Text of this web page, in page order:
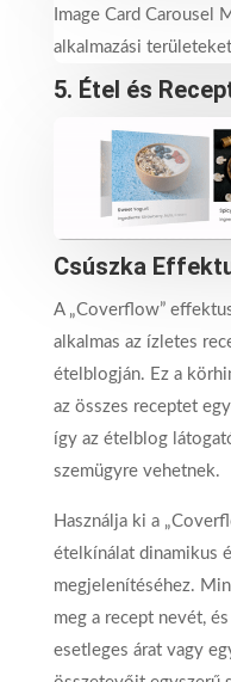
5. Étel és
Csúszka
A „Coverflow”
alkalmas az ízletes
ételblogján. Ez a
az összes receptet
így az ételblog
szemügyre vehetnek.
Használja ki a
ételkínálat dinamikus
megjelenítéséhez.
meg a recept nevét,
esetleges árat vagy